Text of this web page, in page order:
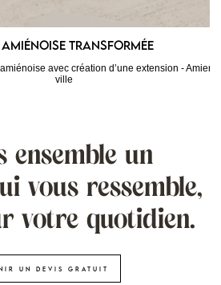
amiénoise transformée
avec création d’une extension -
ville
ensemble un
vous ressemble,
votre quotidien.
un devis gratuit